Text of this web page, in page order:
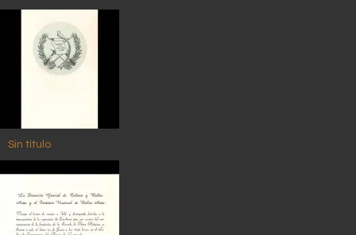
Sin título